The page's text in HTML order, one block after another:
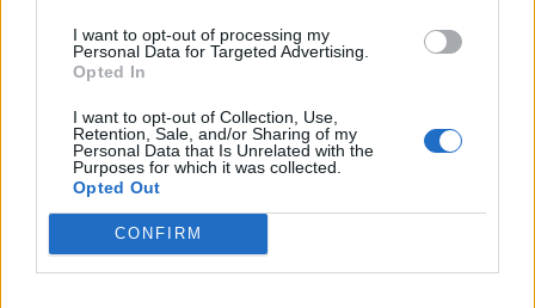
I want to opt-out of processing my
Personal Data for Targeted Advertising.
Opted In
I want to opt-out of Collection, Use,
Retention, Sale, and/or Sharing of my
Personal Data that Is Unrelated with the
Purposes for which it was collected.
Opted Out
CONFIRM
ΔΙΑΦΗΜΙΣΗ